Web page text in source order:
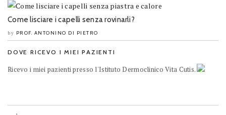
Come lisciare i capelli senza rovinarli?
by PROF. ANTONINO DI PIETRO
DOVE RICEVO I MIEI PAZIENTI
Ricevo i miei pazienti presso l'Istituto Dermoclinico Vita Cutis.